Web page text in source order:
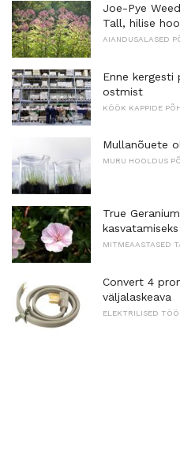
Joe-Pye
Tall, hilise
AIANDUSALASED
Enne kergesti
ostmist
KÖÖK KAPPIDE
Mullanõuete
MURU HOOLDUS
True
kasvatamiseks
MITMEAASTASED
Convert 4
väljalaskeava
ELEKTRILISED